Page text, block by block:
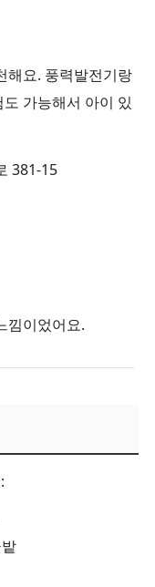
해요. 풍력발전기랑
가능해서 아이 있
381-15
낌이었어요.